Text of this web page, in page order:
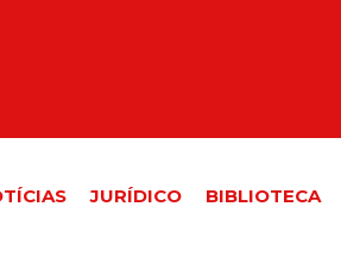
JURÍDICO BIBLIOTECA